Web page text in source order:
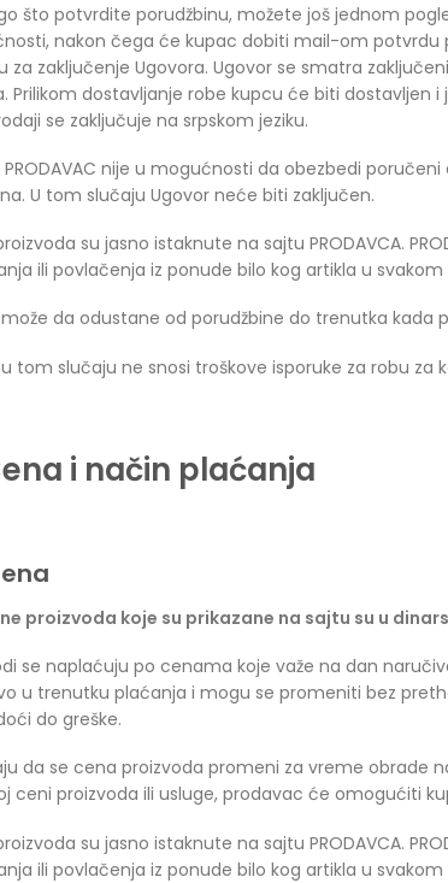
što potvrdite porudžbinu, možete još jednom
nakon čega će kupac dobiti mail-om potvrdu
za zaključenje Ugovora. Ugovor se smatra
Prilikom dostavljanje robe kupcu će biti dostavljen
se zaključuje na srpskom jeziku.
PRODAVAC nije u mogućnosti da obezbedi
U tom slučaju Ugovor neće biti zaključen.
su jasno istaknute na sajtu PRODAVCA.
ili povlačenja iz ponude bilo kog artikla u
da odustane od porudžbine do trenutka kada
tom slučaju ne snosi troškove isporuke za robu
i način plaćanja
proizvoda koje su prikazane na sajtu su u
se naplaćuju po cenama koje važe na dan
u trenutku plaćanja i mogu se promeniti bez
do greške.
da se cena proizvoda promeni za vreme obrade
ceni proizvoda ili usluge, prodavac će omogućiti
su jasno istaknute na sajtu PRODAVCA.
ili povlačenja iz ponude bilo kog artikla u